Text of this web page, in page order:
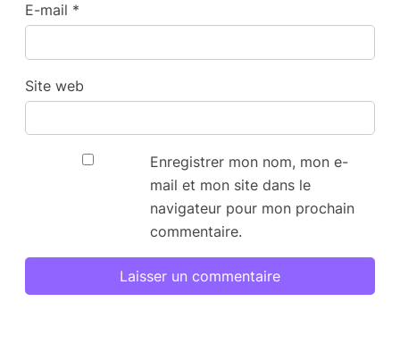
E-mail *
Site web
Enregistrer mon nom, mon e-
mail et mon site dans le
navigateur pour mon prochain
commentaire.